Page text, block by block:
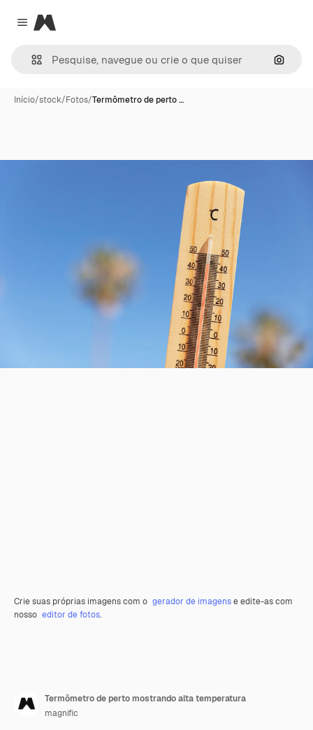
Close menu
Magnific
Início/stock/Fotos/Termômetro de perto …
Crie suas próprias imagens com o gerador de imagense edite-as com
nosso editor de fotos.
Termômetro de perto mostrando alta temperatura
magnific